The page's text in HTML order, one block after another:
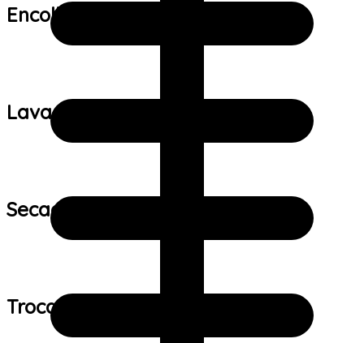
Encolhimento:
Lavagem:
Secagem:
Trocas e devoluções: